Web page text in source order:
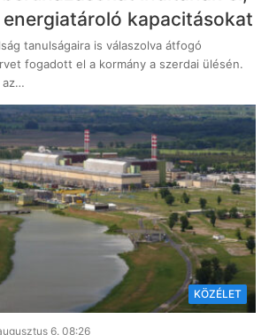
kapacitásokat
tanulságaira is válaszolva átfogó
fogadott el a kormány a szerdai ülésén.
az…
KÖZÉLET
6. 08:26